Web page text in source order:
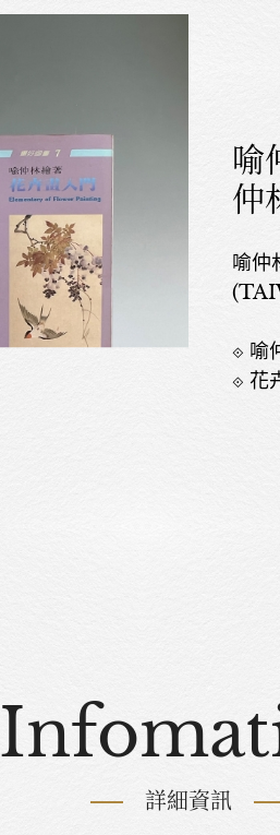
喻
仲
喻仲
⟐ 喻
⟐ 花
詳細資訊